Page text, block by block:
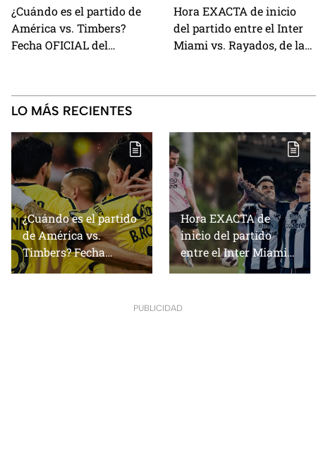
¿Cuándo es el partido de
América vs. Timbers?
Fecha OFICIAL del
ver en Estados Unidos
Hora EXACTA de inicio
del partido entre el Inter
Miami vs. Rayados, de la
LO MÁS RECIENTES
¿Cuándo es el partido
de América vs.
Timbers? Fecha
OFICIAL del
Hora EXACTA de
inicio del partido
entre el Inter Miami
vs. Rayados, de la
para verlo en Estados
PUBLICIDAD